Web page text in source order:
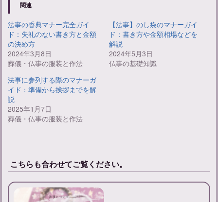
関連
法事の香典マナー完全ガイ
ド：失礼のない書き方と金額
の決め方
2024年3月8日
葬儀・仏事の服装と作法
【法事】のし袋のマナーガイ
ド：書き方や金額相場などを
解説
2024年5月3日
仏事の基礎知識
法事に参列する際のマナーガ
イド：準備から挨拶までを解
説
2025年1月7日
葬儀・仏事の服装と作法
こちらも合わせてご覧ください。